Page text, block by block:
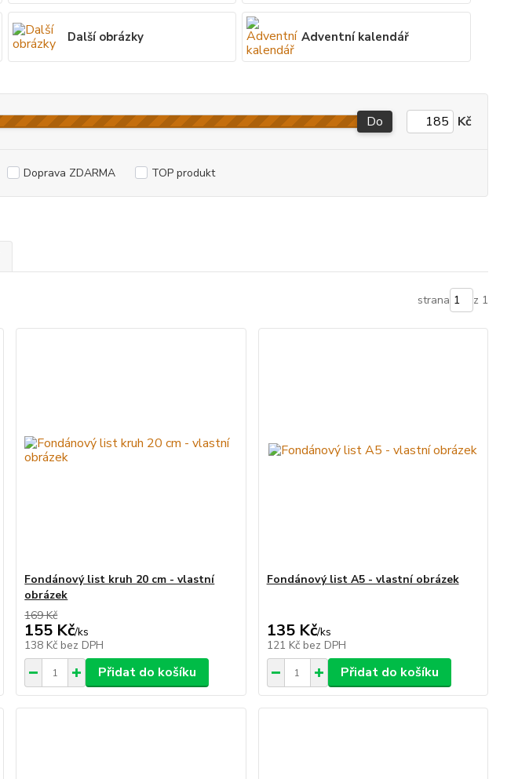
Další obrázky Adventní kalendář
Do Kč
Doprava ZDARMA TOP produkt
strana z 1
Fondánový list kruh 20 cm - vlastní
obrázek
169 Kč
155 Kč/ks
138 Kč bez DPH
Přidat do košíku
Fondánový list A5 - vlastní obrázek
135 Kč/ks
121 Kč bez DPH
Přidat do košíku